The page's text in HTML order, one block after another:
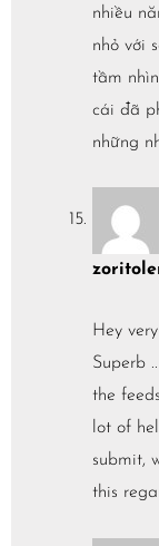
nhiều
nhỏ với
tầm
cái đã
những
Hey
Superb
the
lot of
submit,
this